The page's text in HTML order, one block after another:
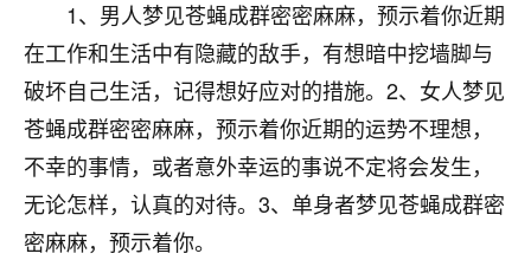
1、男人梦见苍蝇成群密密麻麻，预示着你近期
在工作和生活中有隐藏的敌手，有想暗中挖墙脚与
破坏自己生活，记得想好应对的措施。2、女人梦见
苍蝇成群密密麻麻，预示着你近期的运势不理想，
不幸的事情，或者意外幸运的事说不定将会发生，
无论怎样，认真的对待。3、单身者梦见苍蝇成群密
密麻麻，预示着你。
的，把我们两口子愁的不行，朋友给我推荐的慧来老
师，一开始我是病急乱投医，这半年来，法事一个个
做完，我女儿跟变了个人一样，不期望她能考多好的
大学，只要能安安稳稳的把书读了，身体心理都健健
康康的我就很知足了！
鹿森：可怜天下父母心啊！
3小时前 来自河北 16